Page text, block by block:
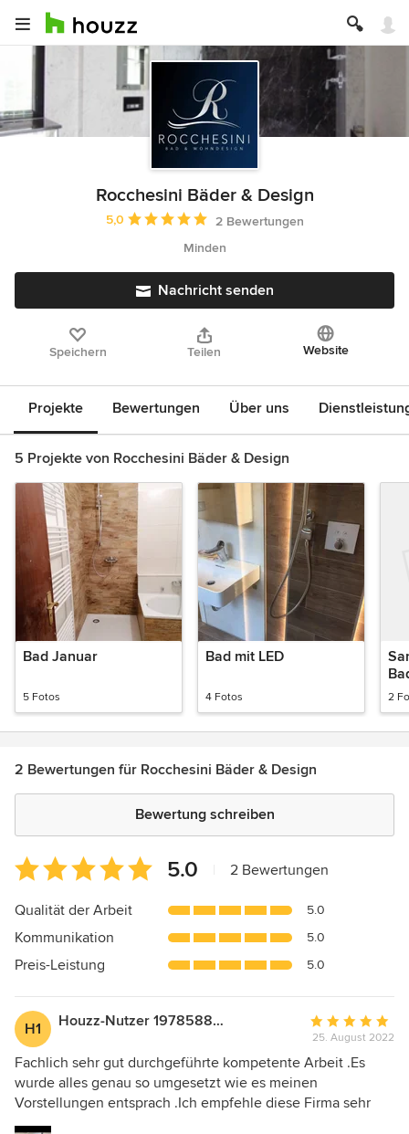
Rocchesini Bäder & Design
Durchschnittliche Bewertung: 5 von 5 Sternen
5,0
2 Bewertungen
Minden
Nachricht senden
Speichern Teilen Website
Projekte Bewertungen Über uns
5 Projekte von Rocchesini Bäder & Design
Bad Januar
5 Fotos
Bad mit LED
4 Fotos 2
2 Bewertungen für Rocchesini Bäder & Design
Bewertung schreiben
Durchschnittliche
Bewertung:
5
5
Sternen
5.0 2 Bewertungen
Qualität der Arbeit 5.0
Kommunikation 5.0
Preis-Leistung 5.0
H1 Houzz-Nutzer 197858822
Bewertung:
5
von
5
25. August 2022
Fachlich sehr gut durchgeführte kompetente Arbeit .Es
wurde alles genau so umgesetzt wie es meinen
Vorstellungen entsprach .Ich empfehle diese Firma sehr
gerne weiter ...wunderbare Fliesenarbeit